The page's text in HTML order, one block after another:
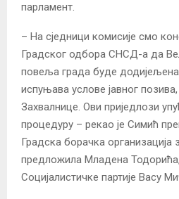
парламент.
– На сједници комисије смо
Градског одбора СНСД-а да
повеља града буде додијељена
испуњава услове јавног
Захвалнице. Ови приједлози
процедуру – рекао је Симић
Градска борачка организација
предложила Младена
Социјалистичке партије Васу